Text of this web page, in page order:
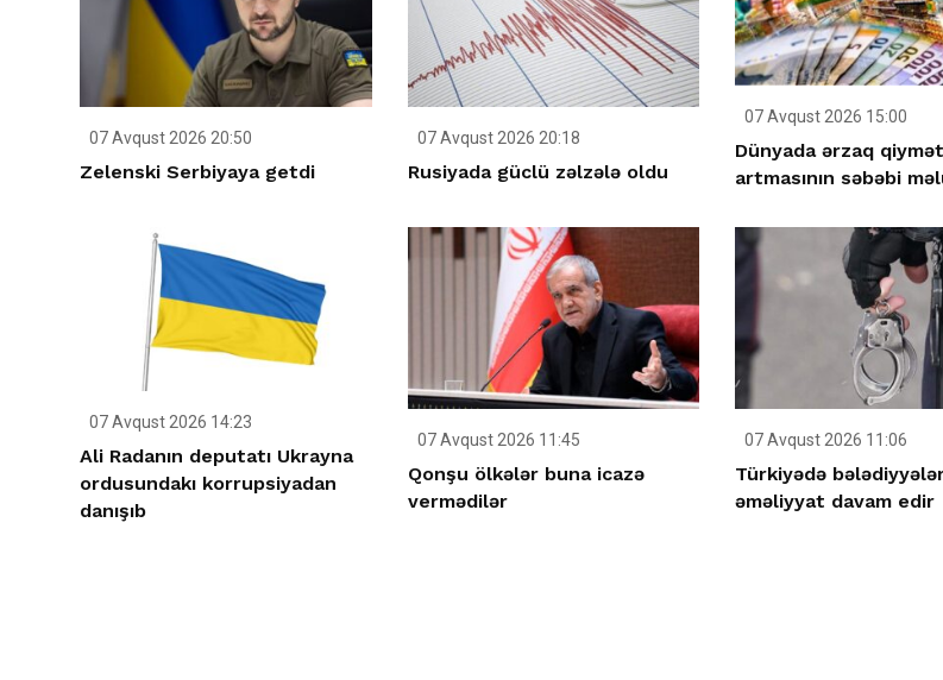
07 Avqust 2026 20:50
Zelenski Serbiyaya getdi
07 Avqust 2026 20:18
Rusiyada güclü zəlzələ oldu
07 Avqust 2026 15:00
Dünyada ərzaq
artmasının səbəbi
07 Avqust 2026 14:23
Ali Radanın deputatı Ukrayna
ordusundakı korrupsiyadan
danışıb
07 Avqust 2026 11:45
Qonşu ölkələr buna icazə
vermədilər
07 Avqust 2026 11:06
Türkiyədə
əməliyyat davam edir